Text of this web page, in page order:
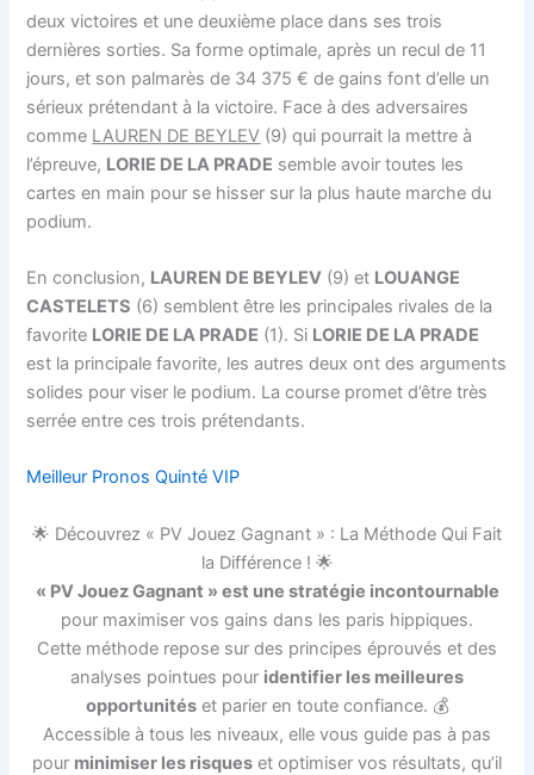
deux victoires et une deuxième place dans ses trois
dernières sorties. Sa forme optimale, après un recul de 11
jours, et son palmarès de 34 375 € de gains font d’elle un
sérieux prétendant à la victoire. Face à des adversaires
comme LAUREN DE BEYLEV (9) qui pourrait la mettre à
l’épreuve, LORIE DE LA PRADE semble avoir toutes les
cartes en main pour se hisser sur la plus haute marche du
podium.
En conclusion, LAUREN DE BEYLEV (9) et LOUANGE
CASTELETS (6) semblent être les principales rivales de la
favorite LORIE DE LA PRADE (1). Si LORIE DE LA PRADE
est la principale favorite, les autres deux ont des arguments
solides pour viser le podium. La course promet d’être très
serrée entre ces trois prétendants.
Meilleur Pronos Quinté VIP
🌟 Découvrez « PV Jouez Gagnant » : La Méthode Qui Fait
la Différence ! 🌟
« PV Jouez Gagnant » est une stratégie incontournable
pour maximiser vos gains dans les paris hippiques.
Cette méthode repose sur des principes éprouvés et des
analyses pointues pour identifier les meilleures
opportunitéset parier en toute confiance. 💰
Accessible à tous les niveaux, elle vous guide pas à pas
pour minimiser les risques et optimiser vos résultats, qu’il